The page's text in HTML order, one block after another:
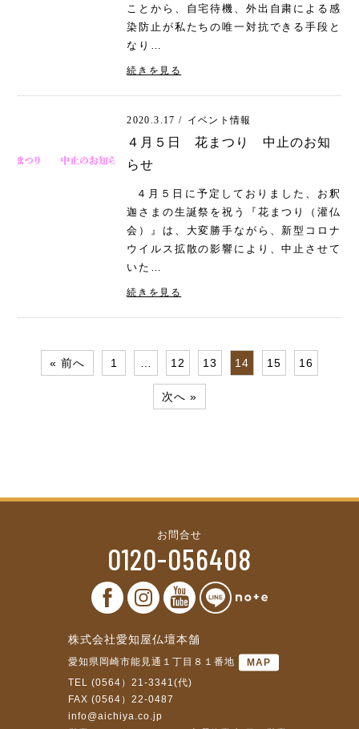
ことから、自宅待機、外出自粛による感
染防止が私たちの唯一対抗できる手段と
なり…
続きを見る
2020.3.17 / イベント情報
４月５日 花まつり 中止のお知
らせ
４月５日に予定しておりました、お釈
迦さまの生誕祭を祝う『花まつり（灌仏
会）』は、大変勝手ながら、新型コロナ
ウイルス拡散の影響により、中止させて
いた…
続きを見る
« 前へ 1 12 13 14 15 16
次へ »
お問合せ
0120-056408
株式会社愛知屋仏壇本舗
愛知県岡崎市能見通１丁目８１番地
MAP
TEL (0564）21-3341(代)
FAX (0564）22-0487
info@aichiya.co.jp